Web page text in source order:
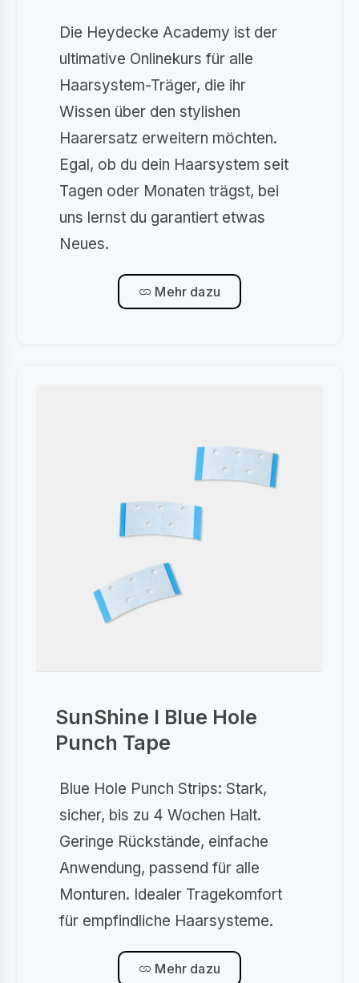
Die Heydecke Academy ist der
ultimative Onlinekurs für alle
Haarsystem-Träger, die ihr
Wissen über den stylishen
Haarersatz erweitern möchten.
Egal, ob du dein Haarsystem seit
Tagen oder Monaten trägst, bei
uns lernst du garantiert etwas
Neues.
Mehr dazu
SunShine I Blue Hole
Punch Tape
Blue Hole Punch Strips: Stark,
sicher, bis zu 4 Wochen Halt.
Geringe Rückstände, einfache
Anwendung, passend für alle
Monturen. Idealer Tragekomfort
für empfindliche Haarsysteme.
Mehr dazu